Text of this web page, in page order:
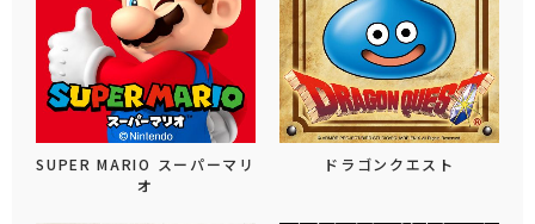
SUPER MARIO スーパーマリ
オ
ドラゴンクエスト